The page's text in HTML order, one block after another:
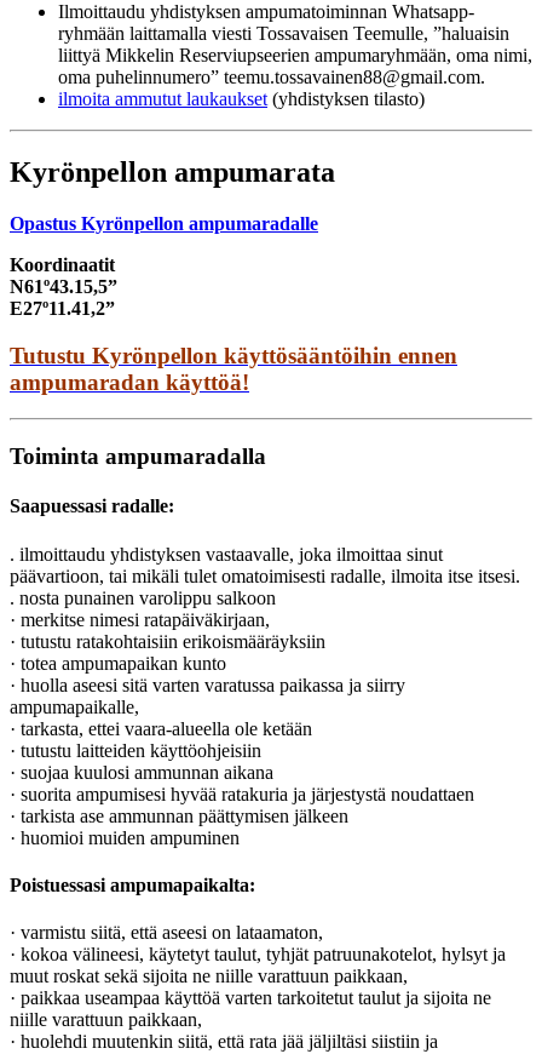
Ilmoittaudu yhdistyksen ampumatoiminnan Whatsapp-
ryhmään laittamalla viesti Tossavaisen Teemulle, ”haluaisin
liittyä Mikkelin Reserviupseerien ampumaryhmään, oma nimi,
oma puhelinnumero” teemu.tossavainen88@gmail.com.
ilmoita ammutut laukaukset (yhdistyksen tilasto)
Kyrönpellon ampumarata
Opastus Kyrönpellon ampumaradalle
Koordinaatit
N61º43.15,5”
E27º11.41,2”
Tutustu Kyrönpellon käyttösääntöihin ennen
ampumaradan käyttöä!
Toiminta ampumaradalla
Saapuessasi radalle:
. ilmoittaudu yhdistyksen vastaavalle, joka ilmoittaa sinut
päävartioon, tai mikäli tulet omatoimisesti radalle, ilmoita itse itsesi.
. nosta punainen varolippu salkoon
· merkitse nimesi ratapäiväkirjaan,
· tutustu ratakohtaisiin erikoismääräyksiin
· totea ampumapaikan kunto
· huolla aseesi sitä varten varatussa paikassa ja siirry
ampumapaikalle,
· tarkasta, ettei vaara-alueella ole ketään
· tutustu laitteiden käyttöohjeisiin
· suojaa kuulosi ammunnan aikana
· suorita ampumisesi hyvää ratakuria ja järjestystä noudattaen
· tarkista ase ammunnan päättymisen jälkeen
· huomioi muiden ampuminen
Poistuessasi ampumapaikalta:
· varmistu siitä, että aseesi on lataamaton,
· kokoa välineesi, käytetyt taulut, tyhjät patruunakotelot, hylsyt ja
muut roskat sekä sijoita ne niille varattuun paikkaan,
· paikkaa useampaa käyttöä varten tarkoitetut taulut ja sijoita ne
niille varattuun paikkaan,
· huolehdi muutenkin siitä, että rata jää jäljiltäsi siistiin ja